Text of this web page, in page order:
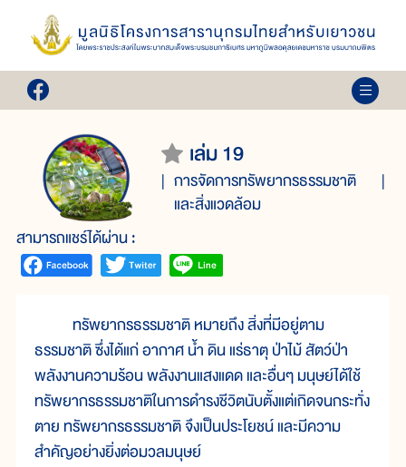
เล่ม 19
การจัดการทรัพยากรธรรมชาติ
และสิ่งแวดล้อม
สามารถแชร์ได้ผ่าน :
ทรัพยากรธรรมชาติ หมายถึง สิ่งที่มีอยู่ตาม
ธรรมชาติ ซึ่งได้แก่ อากาศ น้ำ ดิน แร่ธาตุ ป่าไม้ สัตว์ป่า
พลังงานความร้อน พลังงานแสงแดด และอื่นๆ มนุษย์ได้ใช้
ทรัพยากรธรรมชาติในการดำรงชีวิตนับตั้งแต่เกิดจนกระทั่ง
ตาย ทรัพยากรธรรมชาติ จึงเป็นประโยชน์ และมีความ
สำคัญอย่างยิ่งต่อมวลมนุษย์